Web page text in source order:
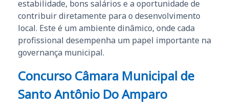
estabilidade, bons salários e a oportunidade de
contribuir diretamente para o desenvolvimento
local. Este é um ambiente dinâmico, onde cada
profissional desempenha um papel importante na
governança municipal.
Concurso Câmara Municipal de
Santo Antônio Do Amparo